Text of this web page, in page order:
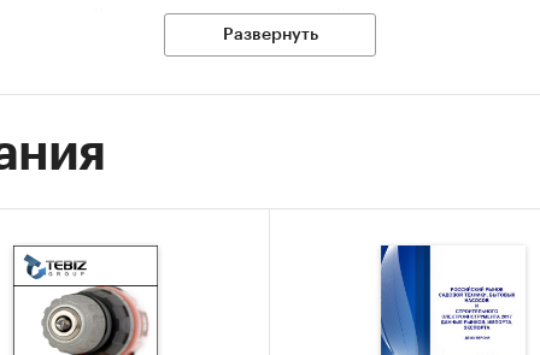
рейтинга производителей
цен производителей электрических ручных
показателей отрасли
прогноза развития рынка
ТЕХ ЭНГЕЛЬС`, ООО `ИНТЕРСКОЛ`, ЗАО
`ЛЕПСЕ`, ООО ПК `РЕЗОЛИТ`, АО `ЗАВОД
`Импорт` и `Экспорт` рассмотрены виды:
Развернуть